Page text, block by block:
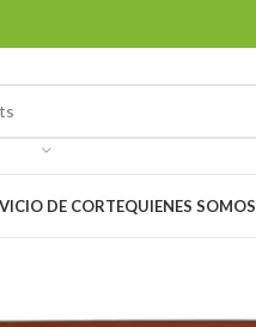
DE CORTEQUIENES SOMOS